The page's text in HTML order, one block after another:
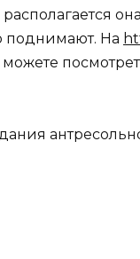
поднимают. На